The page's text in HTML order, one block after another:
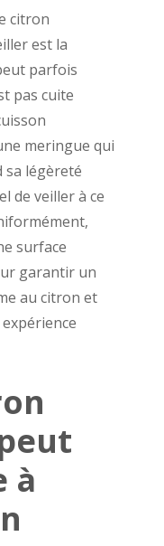
citron
est la
parfois
pas cuite
meringue qui
sa légèreté
de veiller à ce
surface
garantir un
au citron et
à